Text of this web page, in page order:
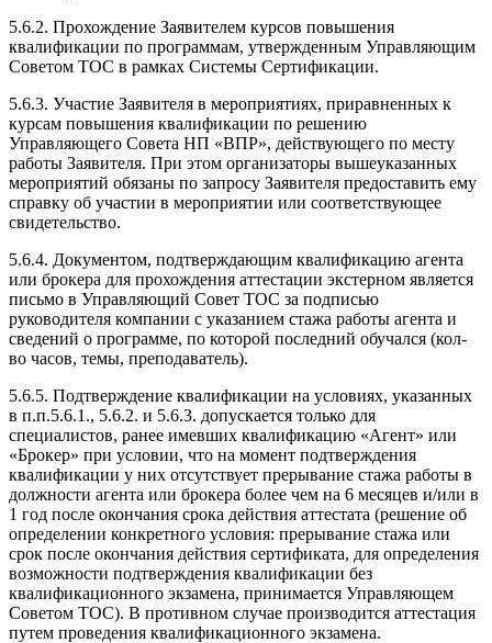
5.6.2. Прохождение Заявителем курсов повышения
квалификации по программам, утвержденным Управляющим
Советом ТОС в рамках Системы Сертификации.
5.6.3. Участие Заявителя в мероприятиях, приравненных к
курсам повышения квалификации по решению
Управляющего Совета НП «ВПР», действующего по месту
работы Заявителя. При этом организаторы вышеуказанных
мероприятий обязаны по запросу Заявителя предоставить ему
справку об участии в мероприятии или соответствующее
свидетельство.
5.6.4. Документом, подтверждающим квалификацию агента
или брокера для прохождения аттестации экстерном является
письмо в Управляющий Совет ТОС за подписью
руководителя компании с указанием стажа работы агента и
сведений о программе, по которой последний обучался (кол-
во часов, темы, преподаватель).
5.6.5. Подтверждение квалификации на условиях, указанных
в п.п.5.6.1., 5.6.2. и 5.6.3. допускается только для
специалистов, ранее имевших квалификацию «Агент» или
«Брокер» при условии, что на момент подтверждения
квалификации у них отсутствует прерывание стажа работы в
должности агента или брокера более чем на 6 месяцев и/или в
1 год после окончания срока действия аттестата (решение об
определении конкретного условия: прерывание стажа или
срок после окончания действия сертификата, для определения
возможности подтверждения квалификации без
квалификационного экзамена, принимается Управляющем
Советом ТОС). В противном случае производится аттестация
путем проведения квалификационного экзамена.